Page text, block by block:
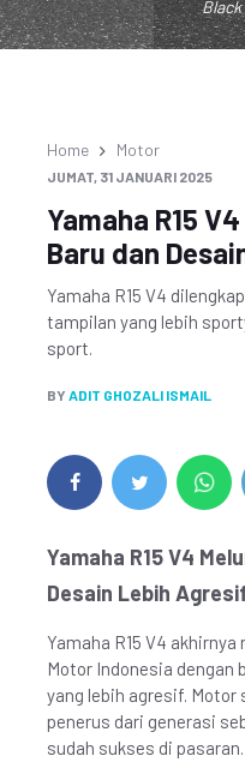
Home Motor
JUMAT, 31 JANUARI 2025
Yamaha R15
Baru dan
Yamaha R15 V4
tampilan yang lebih
sport.
BY ADIT GHOZALI ISMAIL
Yamaha R15 V4
Desain Lebih
Yamaha R15 V4
Motor Indonesia dengan
yang lebih agresif.
penerus dari generasi
sudah sukses di